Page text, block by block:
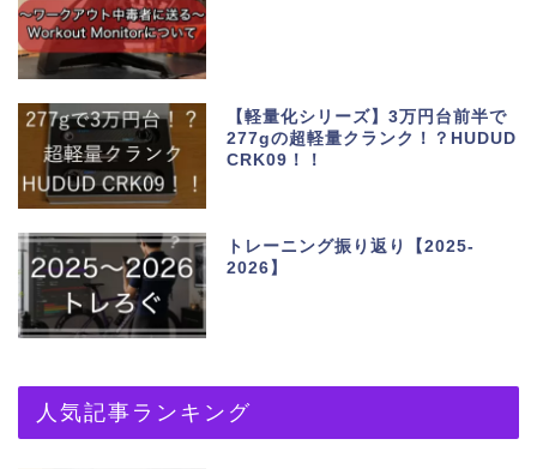
【軽量化シリーズ】3万円台前半で
277gの超軽量クランク！？HUDUD
CRK09！！
トレーニング振り返り【2025-
2026】
人気記事ランキング